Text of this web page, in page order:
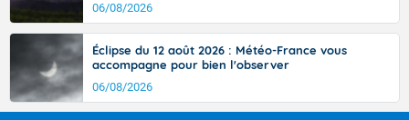
06/08/2026
Éclipse du 12 août 2026 : Météo-France vous
accompagne pour bien l'observer
06/08/2026